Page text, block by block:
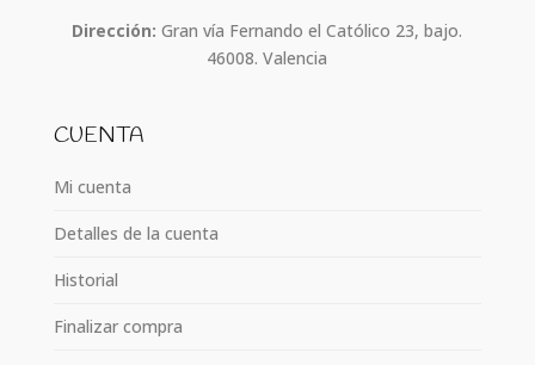
Dirección: Gran vía Fernando el Católico 23, bajo.
46008. Valencia
CUENTA
Mi cuenta
Detalles de la cuenta
Historial
Finalizar compra